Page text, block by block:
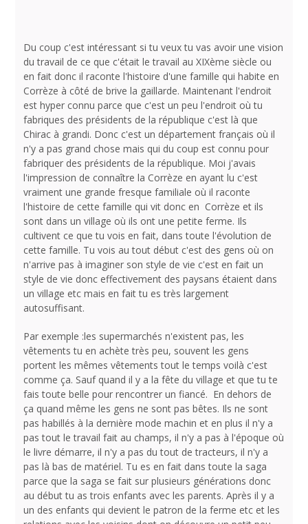
Du coup c'est intéressant si tu veux tu vas avoir une vision
du travail de ce que c'était le travail au XIXème siècle ou
en fait donc il raconte l'histoire d'une famille qui habite en
Corrèze à côté de brive la gaillarde. Maintenant l'endroit
est hyper connu parce que c'est un peu l'endroit où tu
fabriques des présidents de la république c'est là que
Chirac à grandi. Donc c'est un département français où il
n'y a pas grand chose mais qui du coup est connu pour
fabriquer des présidents de la république. Moi j'avais
l'impression de connaître la Corrèze en ayant lu c'est
vraiment une grande fresque familiale où il raconte
l'histoire de cette famille qui vit donc en Corrèze et ils
sont dans un village où ils ont une petite ferme. Ils
cultivent ce que tu vois en fait, dans toute l'évolution de
cette famille. Tu vois au tout début c'est des gens où on
n'arrive pas à imaginer son style de vie c'est en fait un
style de vie donc effectivement des paysans étaient dans
un village etc mais en fait tu es très largement
autosuffisant.
Par exemple :les supermarchés n'existent pas, les
vêtements tu en achète très peu, souvent les gens
portent les mêmes vêtements tout le temps voilà c'est
comme ça. Sauf quand il y a la fête du village et que tu te
fais toute belle pour rencontrer un fiancé. En dehors de
ça quand même les gens ne sont pas bêtes. Ils ne sont
pas habillés à la dernière mode machin et en plus il n'y a
pas tout le travail fait au champs, il n'y a pas à l'époque où
le livre démarre, il n'y a pas du tout de tracteurs, il n'y a
pas là bas de matériel. Tu es en fait dans toute la saga
parce que la saga se fait sur plusieurs générations donc
au début tu as trois enfants avec les parents. Après il y a
un des enfants qui devient le patron de la ferme etc et les